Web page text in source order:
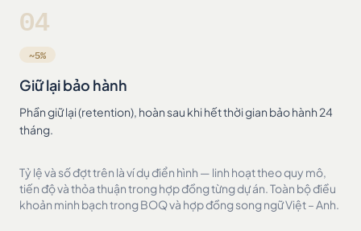
04
~5%
Giữ lại bảo hành
Phần giữ lại (retention), hoàn sau khi hết thời gian bảo hành 24
tháng.
Tỷ lệ và số đợt trên là ví dụ điển hình — linh hoạt theo quy mô,
tiến độ và thỏa thuận trong hợp đồng từng dự án. Toàn bộ điều
khoản minh bạch trong BOQ và hợp đồng song ngữ Việt – Anh.